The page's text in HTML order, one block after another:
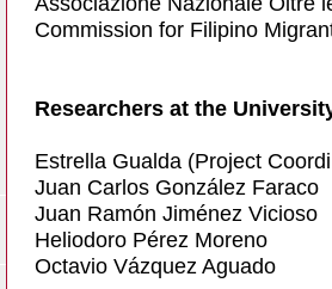
Commission for Filipino
Researchers at the
Estrella Gualda (Project
Juan Carlos González Faraco
Juan Ramón Jiménez Vicioso
Heliodoro Pérez Moreno
Octavio Vázquez Aguado